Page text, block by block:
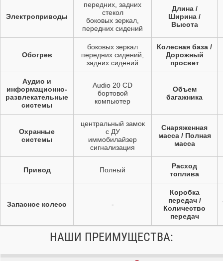
Электроприводы
передних, задних
стекол
боковых зеркал,
передних сидений
Длина /
Ширина /
Высота
Обогрев
боковых зеркал
передних сидений,
задних сидений
Колесная база /
Дорожный
просвет
Аудио и
информационно-
развлекательные
системы
Audio 20 CD
бортовой
компьютер
Объем
багажника
Охранные
системы
центральный замок
с ДУ
иммобилайзер
сигнализация
Снаряженная
масса / Полная
масса
Привод Полный
Расход
топлива
Запасное колесо -
Коробка
передач /
Количество
передач
НАШИ ПРЕИМУЩЕСТВА: